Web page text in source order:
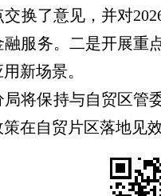
换了意见，并对
服务。二是开展重
新场景。
将保持与自贸区管
在自贸片区落地见